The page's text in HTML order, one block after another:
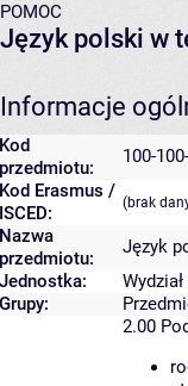
POMOC
Język polski w
Informacje
Kod
przedmiotu:
100-
Kod Erasmus /
ISCED:
(brak
Nazwa
przedmiotu:
Język
Jednostka:
Grupy:
2.00